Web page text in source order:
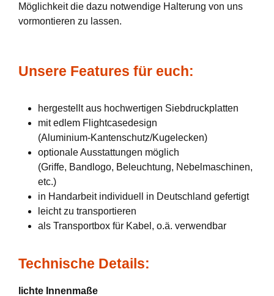
Möglichkeit die dazu notwendige Halterung von uns
vormontieren zu lassen.
Unsere Features für euch:
hergestellt aus hochwertigen Siebdruckplatten
mit edlem Flightcasedesign
(Aluminium-Kantenschutz/Kugelecken)
optionale Ausstattungen möglich
(Griffe, Bandlogo, Beleuchtung, Nebelmaschinen,
etc.)
in Handarbeit individuell in Deutschland gefertigt
leicht zu transportieren
als Transportbox für Kabel, o.ä. verwendbar
Technische Details:
lichte Innenmaße